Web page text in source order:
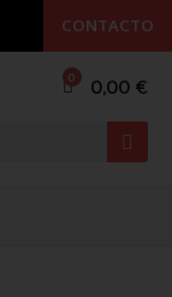
CONTACTO
0,00 €